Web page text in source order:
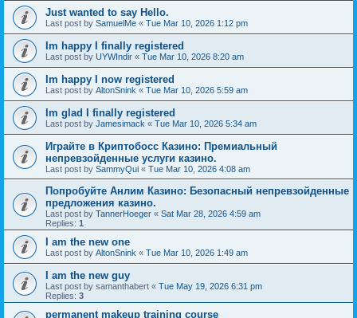
Just wanted to say Hello.
Last post by SamuelMe « Tue Mar 10, 2026 1:12 pm
Im happy I finally registered
Last post by UYWIndir « Tue Mar 10, 2026 8:20 am
Im happy I now registered
Last post by AltonSnink « Tue Mar 10, 2026 5:59 am
Im glad I finally registered
Last post by Jamesimack « Tue Mar 10, 2026 5:34 am
Играйте в Криптобосс Казино: Премиальный
непревзойденные услуги казино.
Last post by SammyQui « Tue Mar 10, 2026 4:08 am
Попробуйте Анлим Казино: Безопасный непревзойденные
предложения казино.
Last post by TannerHoeger « Sat Mar 28, 2026 4:59 am
Replies: 1
I am the new one
Last post by AltonSnink « Tue Mar 10, 2026 1:49 am
I am the new guy
Last post by samanthabert « Tue May 19, 2026 6:31 pm
Replies: 3
permanent makeup training course